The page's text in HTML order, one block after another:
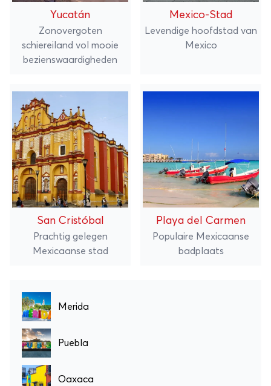
Yucatán
Zonovergoten
schiereiland vol mooie
bezienswaardigheden
Mexico-Stad
Levendige hoofdstad van
Mexico
San Cristóbal
Prachtig gelegen
Mexicaanse stad
Playa del Carmen
Populaire Mexicaanse
badplaats
Merida
Puebla
Oaxaca